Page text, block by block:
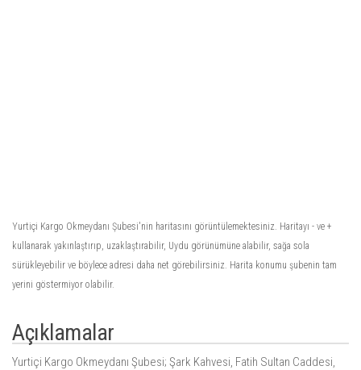
Yurtiçi Kargo Okmeydanı Şubesi'nin haritasını görüntülemektesiniz. Haritayı - ve +
kullanarak yakınlaştırıp, uzaklaştırabilir, Uydu görünümüne alabilir, sağa sola
sürükleyebilir ve böylece adresi daha net görebilirsiniz. Harita konumu şubenin tam
yerini göstermiyor olabilir.
Açıklamalar
Yurtiçi Kargo Okmeydanı Şubesi; Şark Kahvesi, Fatih Sultan Caddesi,